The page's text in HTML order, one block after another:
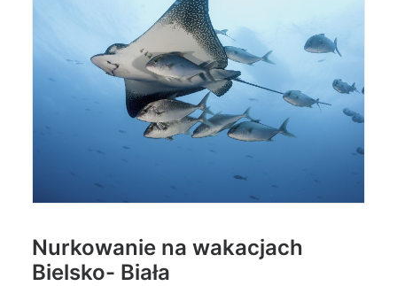
Nurkowanie na wakacjach
Bielsko- Biała